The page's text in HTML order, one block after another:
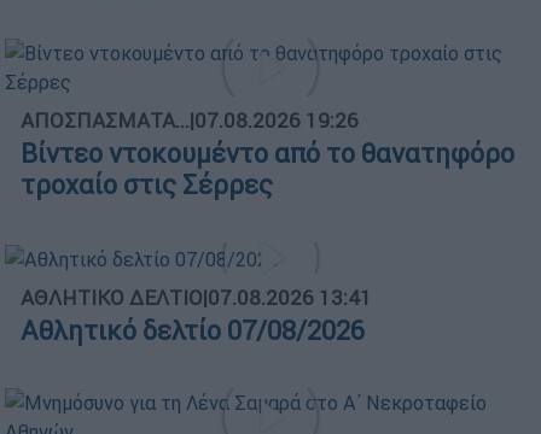
ΑΠΟΣΠΑΣΜΑΤΑ...|07.08.2026 19:26
Βίντεο ντοκουμέντο από το θανατηφόρο
τροχαίο στις Σέρρες
ΑΘΛΗΤΙΚΟ ΔΕΛΤΙΟ|07.08.2026 13:41
Αθλητικό δελτίο 07/08/2026